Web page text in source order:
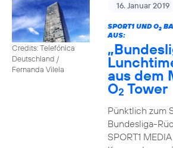
Credits: Telefónica
Deutschland /
Fernanda Vilela
16. Januar 2019
SPORT1 UND O2
AUS:
aus dem
O2 Tower
Pünktlich zum
Bundesliga-
SPORT1